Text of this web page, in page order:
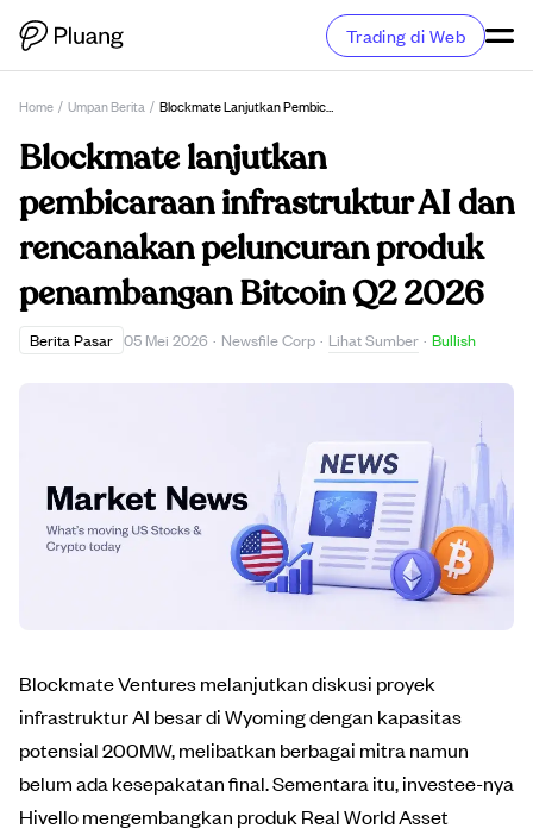
Trading di Web
Home / Umpan Berita / Blockmate Lanjutkan Pembicaraan Infrastruktur AI Dan Rencanakan Peluncuran Produk Penambangan Bitcoin Q2 2026
Blockmate lanjutkan
pembicaraan infrastruktur AI dan
rencanakan peluncuran produk
penambangan Bitcoin Q2 2026
Berita Pasar 05 Mei 2026 · Newsfile Corp · Lihat Sumber · Bullish
Blockmate Ventures melanjutkan diskusi proyek
infrastruktur AI besar di Wyoming dengan kapasitas
potensial 200MW, melibatkan berbagai mitra namun
belum ada kesepakatan final. Sementara itu, investee-nya
Hivello mengembangkan produk Real World Asset